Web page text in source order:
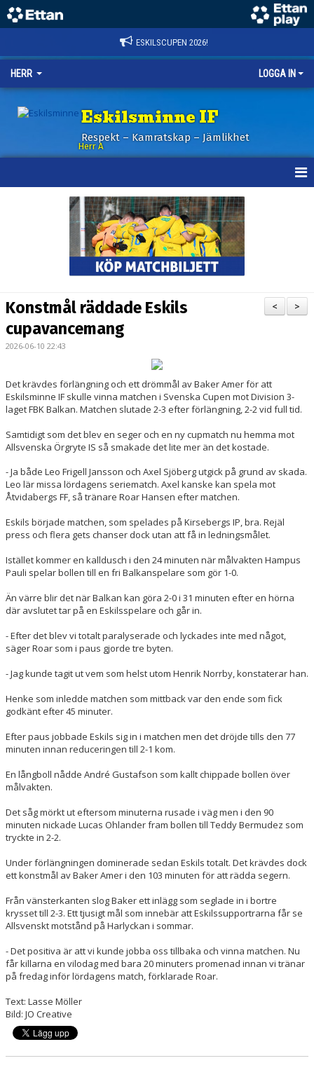
ESKILSCUPEN 2026!
HERR LOGGA IN
Eskilsminne IF
Respekt – Kamratskap – Jämlikhet
Herr A
KONTAKT
MATCHER
ETTAN SÖDRA
>
<
Konstmål räddade Eskils
cupavancemang
2026-06-10 22:43
Det krävdes förlängning och ett drömmål av Baker Amer för att
Eskilsminne IF skulle vinna matchen i Svenska Cupen mot Division 3-
laget FBK Balkan. Matchen slutade 2-3 efter förlängning, 2-2 vid full tid.
Samtidigt som det blev en seger och en ny cupmatch nu hemma mot
Allsvenska Örgryte IS så smakade det lite mer än det kostade.
- Ja både Leo Frigell Jansson och Axel Sjöberg utgick på grund av skada.
Leo lär missa lördagens seriematch. Axel kanske kan spela mot
Åtvidabergs FF, så tränare Roar Hansen efter matchen.
Eskils började matchen, som spelades på Kirsebergs IP, bra. Rejäl
press och flera gets chanser dock utan att få in ledningsmålet.
Istället kommer en kalldusch i den 24 minuten när målvakten Hampus
Pauli spelar bollen till en fri Balkanspelare som gör 1-0.
Än värre blir det när Balkan kan göra 2-0 i 31 minuten efter en hörna
där avslutet tar på en Eskilsspelare och går in.
- Efter det blev vi totalt paralyserade och lyckades inte med något,
säger Roar som i paus gjorde tre byten.
- Jag kunde tagit ut vem som helst utom Henrik Norrby, konstaterar han.
Henke som inledde matchen som mittback var den ende som fick
godkänt efter 45 minuter.
Efter paus jobbade Eskils sig in i matchen men det dröjde tills den 77
minuten innan reduceringen till 2-1 kom.
En långboll nådde André Gustafson som kallt chippade bollen över
målvakten.
Det såg mörkt ut eftersom minuterna rusade i väg men i den 90
minuten nickade Lucas Ohlander fram bollen till Teddy Bermudez som
tryckte in 2-2.
Under förlängningen dominerade sedan Eskils totalt. Det krävdes dock
ett konstmål av Baker Amer i den 103 minuten för att rädda segern.
Från vänsterkanten slog Baker ett inlägg som seglade in i bortre
kryssettill 2-3. Ett tjusigt mål som innebär att Eskilssupportrarna får se
Allsvenskt motstånd på Harlyckan i sommar.
- Det positiva är att vi kunde jobba oss tillbaka och vinna matchen. Nu
får killarna en vilodag med bara 20 minuters promenad innan vi tränar
på fredag inför lördagens match, förklarade Roar.
Text: Lasse Möller
Bild: JO Creative